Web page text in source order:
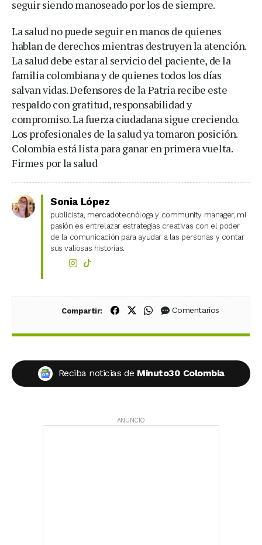
seguir siendo manoseado por los de siempre.
La salud no puede seguir en manos de quienes
hablan de derechos mientras destruyen la atención.
La salud debe estar al servicio del paciente, de la
familia colombiana y de quienes todos los días
salvan vidas. Defensores de la Patria recibe este
respaldo con gratitud, responsabilidad y
compromiso. La fuerza ciudadana sigue creciendo.
Los profesionales de la salud ya tomaron posición.
Colombia está lista para ganar en primera vuelta.
Firmes por la salud
Sonia López
publicista, mercadotecnóloga y community manager, mi
pasión es entrelazar estrategias creativas con el poder
de la comunicación para ayudar a las personas y contar
sus valiosas historias.
Compartir: Compartir en Facebook
Compartir en X (Twitter)
Compartir en WhatsApp
Comentarios
Reciba noticias de Minuto30 Colombia
ANUNCIO